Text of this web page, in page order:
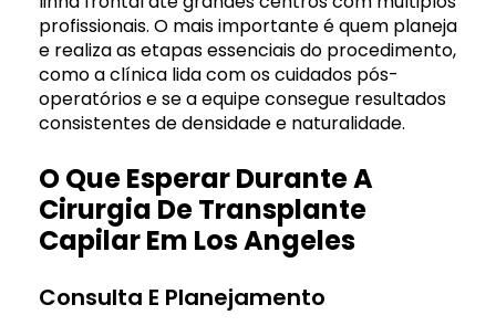
profissionais. O mais importante é quem planeja
e realiza as etapas essenciais do procedimento,
como a clínica lida com os cuidados pós-
operatórios e se a equipe consegue resultados
consistentes de densidade e naturalidade.
O Que Esperar Durante A
Cirurgia De Transplante
Capilar Em Los Angeles
Consulta E Planejamento